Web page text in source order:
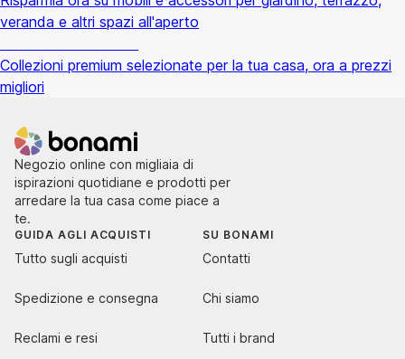
veranda e altri spazi all'aperto
Collezioni premium selezionate per la tua casa, ora a prezzi
migliori
Negozio online con migliaia di
ispirazioni quotidiane e prodotti per
arredare la tua casa come piace a
te.
GUIDA AGLI ACQUISTI
Tutto sugli acquisti
Spedizione e consegna
Reclami e resi
SU BONAMI
Contatti
Chi siamo
Tutti i brand